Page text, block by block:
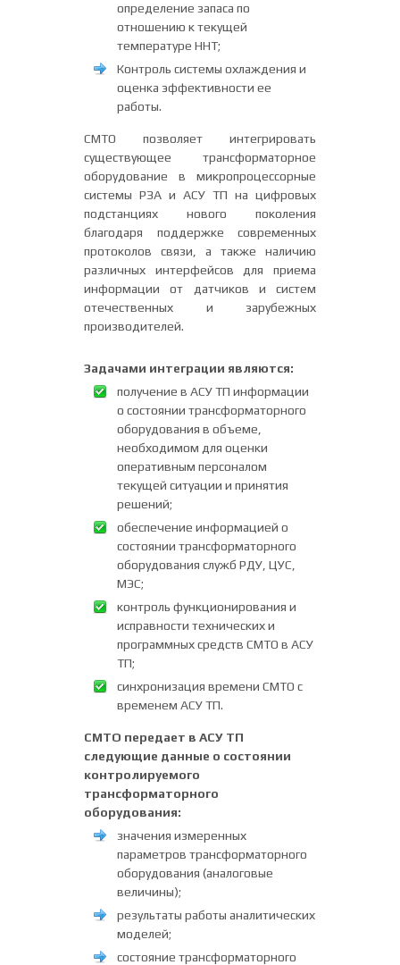
определение запаса по
отношению к текущей
температуре ННТ;
Контроль системы охлаждения и
оценка эффективности ее
работы.
СМТО позволяет интегрировать
существующее трансформаторное
оборудование в микропроцессорные
системы РЗА и АСУ ТП на цифровых
подстанциях нового поколения
благодаря поддержке современных
протоколов связи, а также наличию
различных интерфейсов для приема
информации от датчиков и систем
отечественных и зарубежных
производителей.
Задачами интеграции являются:
получение в АСУ ТП информации
о состоянии трансформаторного
оборудования в объеме,
необходимом для оценки
оперативным персоналом
текущей ситуации и принятия
решений;
обеспечение информацией о
состоянии трансформаторного
оборудования служб РДУ, ЦУС,
МЭС;
контроль функционирования и
исправности технических и
программных средств СМТО в АСУ
ТП;
синхронизация времени СМТО с
временем АСУ ТП.
СМТО передает в АСУ ТП
следующие данные о состоянии
контролируемого
трансформаторного
оборудования:
значения измеренных
параметров трансформаторного
оборудования (аналоговые
величины);
результаты работы аналитических
моделей;
состояние трансформаторного